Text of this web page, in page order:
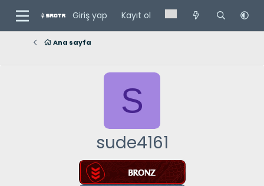
Giriş yap Kayıt ol
Ana sayfa
S
sude4161